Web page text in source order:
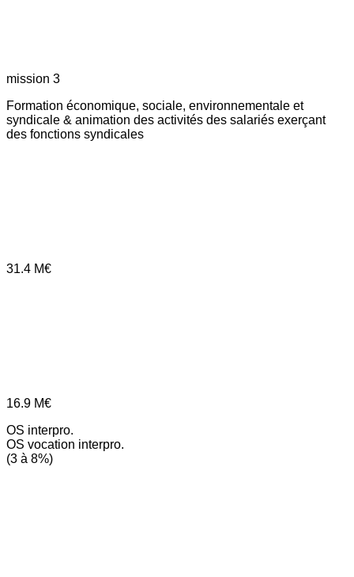
mission 3
Formation économique, sociale, environnementale et
syndicale & animation des activités des salariés exerçant
des fonctions syndicales
31.4 M€
16.9 M€
OS interpro.
OS vocation interpro.
(3 à 8%)